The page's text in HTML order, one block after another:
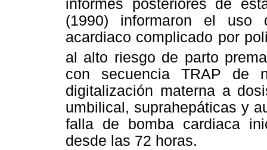
informes posteriores de
(1990) informaron el uso
acardiaco complicado por
al alto riesgo de parto
con secuencia TRAP de
digitalización materna a
umbilical, suprahepáticas y
falla de bomba cardiaca
desde las 72 horas.